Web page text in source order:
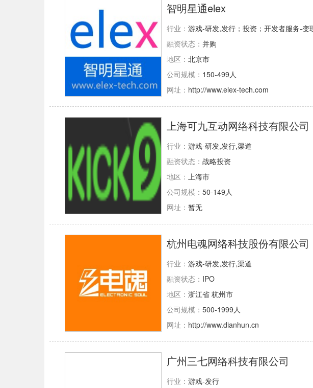
智明星通elex
行业： 游戏-研发,发行；投资；开发者服务-变
融资状态： 并购
地区： 北京市
公司规模： 150-499人
网址： http://www.elex-tech.com
上海可九互动网络科技有限公司
行业： 游戏-研发,发行,渠道
融资状态： 战略投资
地区： 上海市
公司规模： 50-149人
网址： 暂无
杭州电魂网络科技股份有限公司
行业： 游戏-研发,发行,渠道
融资状态： IPO
地区： 浙江省 杭州市
公司规模： 500-1999人
网址： http://www.dianhun.cn
广州三七网络科技有限公司
行业： 游戏-发行